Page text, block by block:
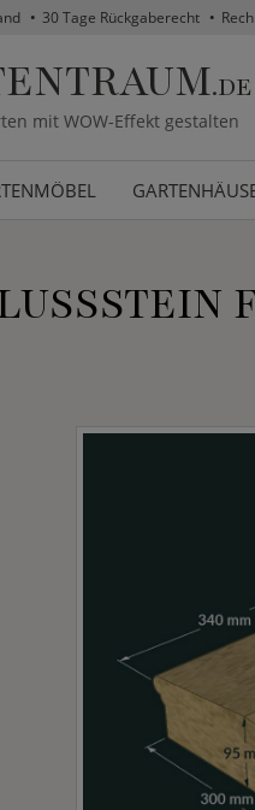
30 Tage Rückgaberecht
.DE
mit WOW-Effekt gestalten